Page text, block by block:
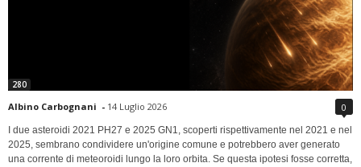
280
Albino Carbognani - 14 Luglio 2026 0
I due asteroidi 2021 PH27 e 2025 GN1, scoperti rispettivamente nel 2021 e nel
2025, sembrano condividere un'origine comune e potrebbero aver generato
una corrente di meteoroidi lungo la loro orbita. Se questa ipotesi fosse corretta,